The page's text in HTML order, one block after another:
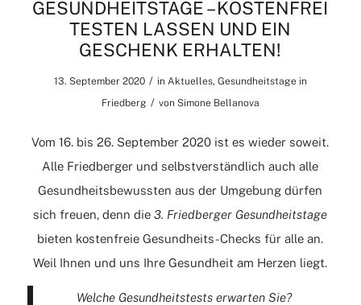
GESUNDHEITSTAGE – KOSTENFREI
TESTEN LASSEN UND EIN
GESCHENK ERHALTEN!
13. September 2020 / in Aktuelles, Gesundheitstage in
Friedberg / von Simone Bellanova
Vom 16. bis 26. September 2020 ist es wieder soweit.
Alle Friedberger und selbstverständlich auch alle
Gesundheitsbewussten aus der Umgebung dürfen
sich freuen, denn die3. Friedberger Gesundheitstage
bieten kostenfreie Gesundheits-Checks für alle an.
Weil Ihnen und uns Ihre Gesundheit am Herzen liegt.
Welche Gesundheitstests erwarten Sie?